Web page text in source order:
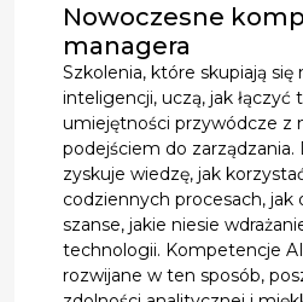
Nowoczesne
managera
Szkolenia, które skupiają się
inteligencji, uczą, jak łączyć
umiejętności przywódcze z
podejściem do
zyskuje wiedzę, jak
codziennych procesach, jak
szanse, jakie niesie
technologii. Kompetencje
rozwijane w ten sposób,